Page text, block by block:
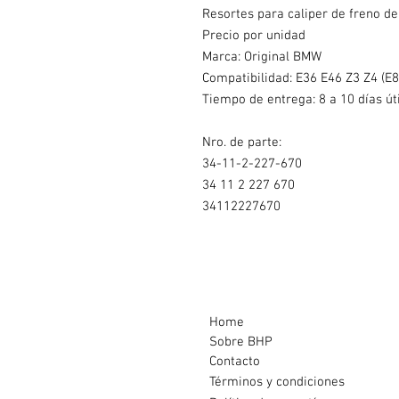
Resortes para caliper de freno
Precio por unidad
Marca: Original BMW
Compatibilidad: E36 E46 Z3 Z4
Tiempo de entrega: 8 a 10 días
Nro. de parte:
34-11-2-227-670
34 11 2 227 670
34112227670
Home
Sobre BHP
Contacto
Términos y condiciones